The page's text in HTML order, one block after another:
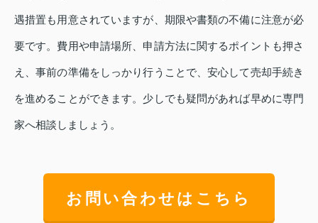
遇措置も用意されていますが、期限や書類の不備に注意が必
要です。費用や申請場所、申請方法に関するポイントも押さ
え、事前の準備をしっかり行うことで、安心して売却手続き
を進めることができます。少しでも疑問があれば早めに専門
家へ相談しましょう。
お問い合わせはこちら